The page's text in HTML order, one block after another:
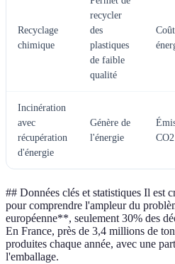
Recyclage
chimique
recycler
des
plastiques
de faible
qualité
Incinération
avec
récupération
d'énergie
Génère de
l'énergie
CO2
## Données clés et statistiques Il est
pour comprendre l'ampleur du
européenne**, seulement 30% des
En France, près de 3,4 millions de
produites chaque année, avec une
l'emballage.